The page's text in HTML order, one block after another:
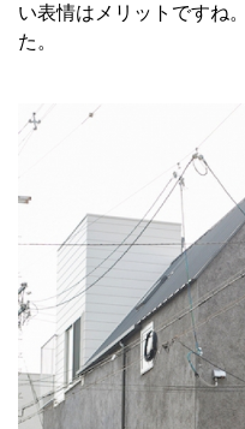
い表情はメリットですね
た。